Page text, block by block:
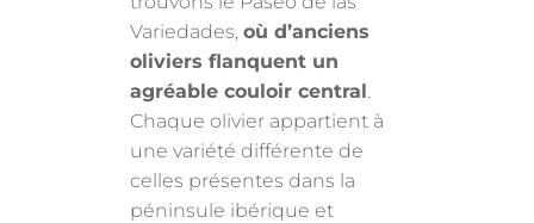
Variedades,où d’anciens
oliviers flanquent un
agréable couloir central .
Chaque olivier appartient à
une variété différente de
celles présentes dans la
péninsule ibérique et